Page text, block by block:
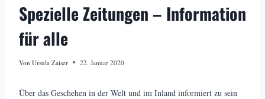
Spezielle Zeitungen – Information
für alle
Von Ursula Zaiser 22. Januar 2020
Über das Geschehen in der Welt und im Inland informiert zu sein